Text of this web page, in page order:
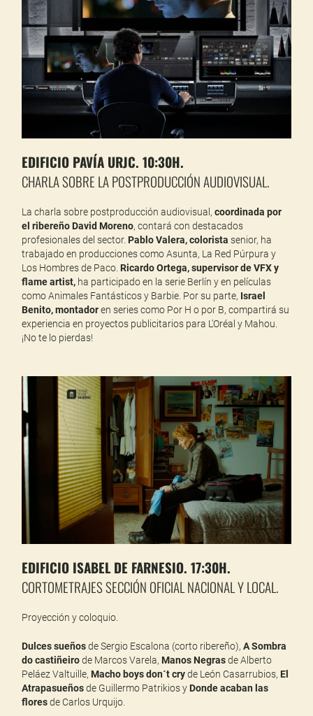
EDIFICIO PAVÍA URJC. 10:30H.
CHARLA SOBRE LA POSTPRODUCCIÓN AUDIOVISUAL.
La charla sobre postproducción audiovisual,coordinada por
el ribereño David Moreno, contará con destacados
profesionales del sector.Pablo Valera, colorista senior, ha
trabajado en producciones como Asunta, La Red Púrpura y
Los Hombres de Paco.Ricardo Ortega, supervisor de VFX y
flame artist, ha participado en la serie Berlín y en películas
como Animales Fantásticos y Barbie. Por su parte, Israel
Benito, montadoren series como Por H o por B, compartirá su
experiencia en proyectos publicitarios para L'Oréal y Mahou.
¡No te lo pierdas!
EDIFICIO ISABEL DE FARNESIO. 17:30H.
CORTOMETRAJES SECCIÓN OFICIAL NACIONAL Y LOCAL.
Proyección y coloquio.
Dulces sueñosde Sergio Escalona (corto ribereño),A Sombra
do castiñeirode Marcos Varela,Manos Negrasde Alberto
Peláez Valtuille,Macho boys don´t cryde León Casarrubios,El
Atrapasueñosde Guillermo Patrikios yDonde acaban las
floresde Carlos Urquijo.